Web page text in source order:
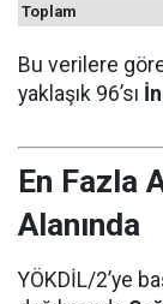
Toplam
Bu verilere
yaklaşık 96’sı
En Fazla
Alanında
YÖKDİL/2’ye